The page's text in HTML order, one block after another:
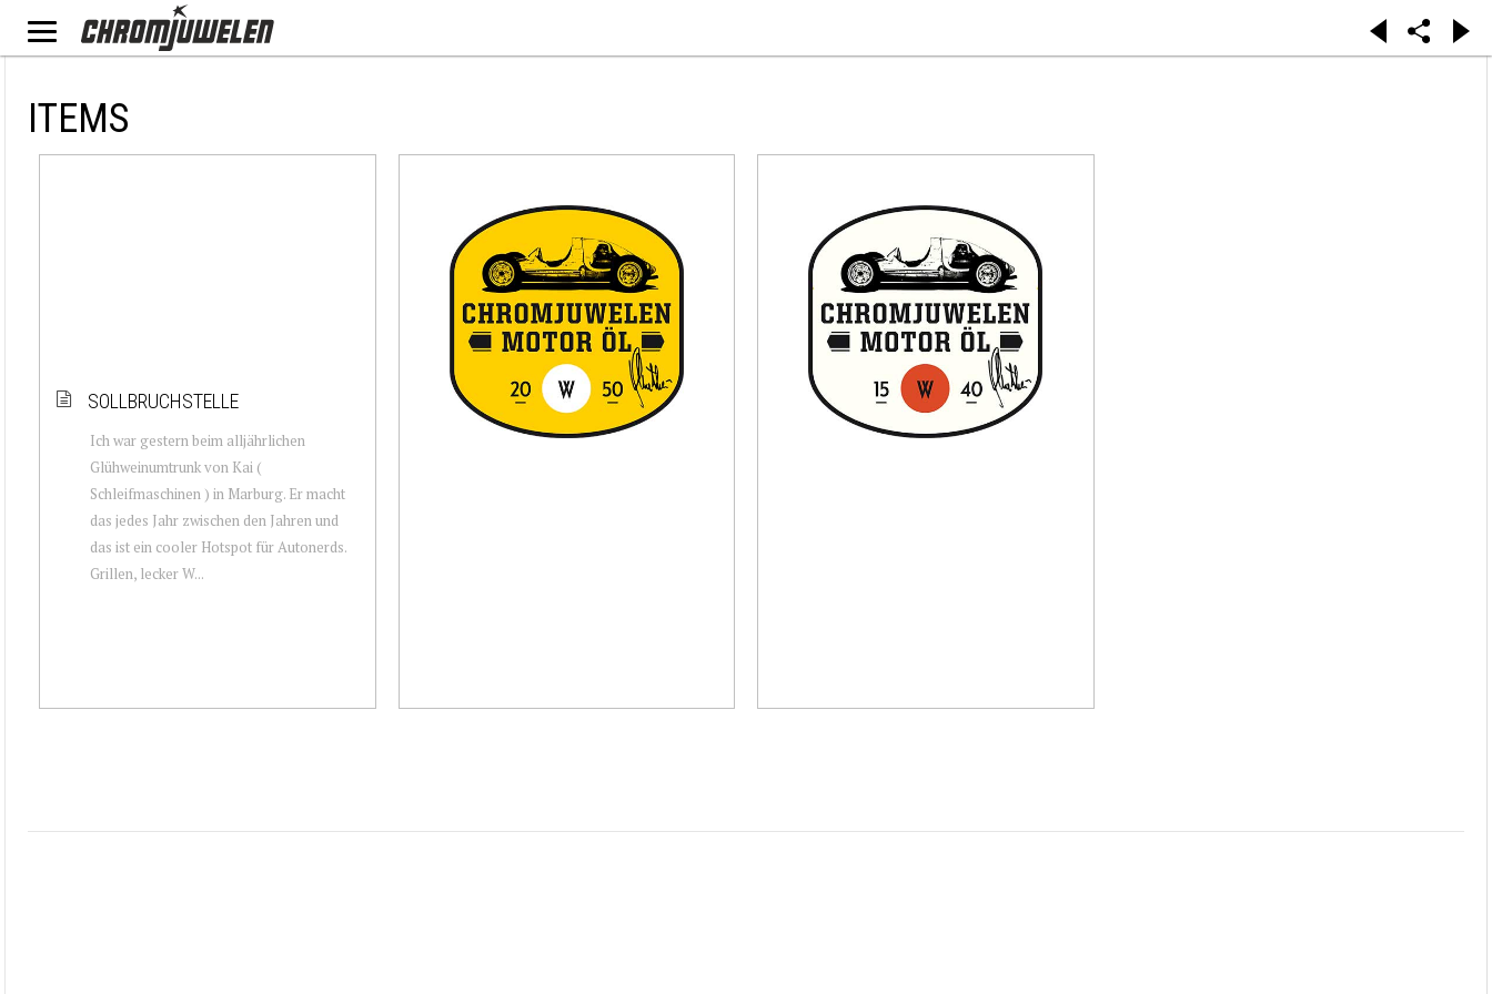
ITEMS
SOLLBRUCHSTELLE
Ich war gestern beim alljährlichen
Glühweinumtrunk von Kai (
Schleifmaschinen ) in Marburg. Er macht
das jedes Jahr zwischen den Jahren und
das ist ein cooler Hotspot für Autonerds.
Grillen, lecker W...